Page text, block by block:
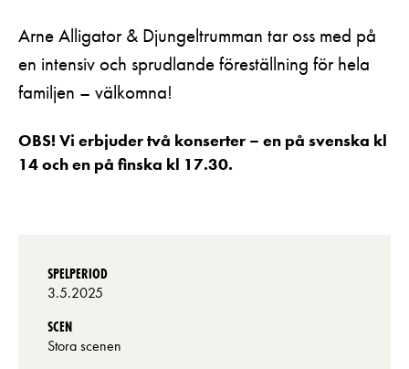
Arne Alligator & Djungeltrumman tar oss med på
en intensiv och sprudlande föreställning för hela
familjen – välkomna!
OBS! Vi erbjuder två konserter – en på svenska kl
14 och en på finska kl 17.30.
SPELPERIOD
3.5.2025
SCEN
Stora scenen